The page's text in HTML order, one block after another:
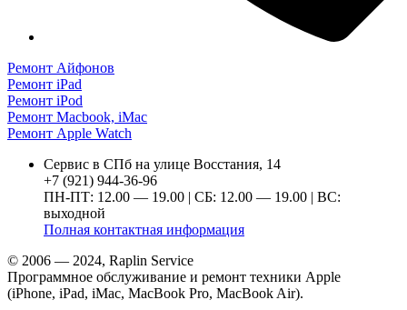
Ремонт Айфонов
Ремонт iPad
Ремонт iPod
Ремонт Macbook, iMac
Ремонт Apple Watch
Сервис в СПб на улице Восстания, 14
+7 (921) 944-36-96
ПН-ПТ: 12.00 — 19.00 | СБ: 12.00 — 19.00 | ВС:
выходной
Полная контактная информация
© 2006 — 2024, Raplin Service
Программное обслуживание и ремонт техники Apple
(iPhone, iPad, iMac, MacBook Pro, MacBook Air).